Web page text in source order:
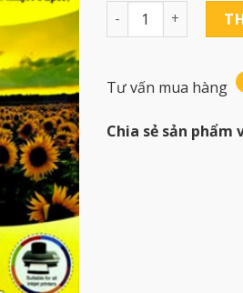
In ảnh 2 mặt có
Tư vấn mua hàng
Chia sẻ sản phẩm